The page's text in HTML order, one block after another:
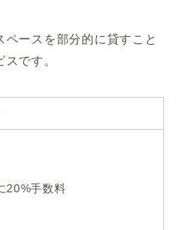
ペースを部分的に貸すこと
です。
20%手数料